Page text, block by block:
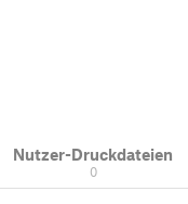
Nutzer-Druckdateien
0